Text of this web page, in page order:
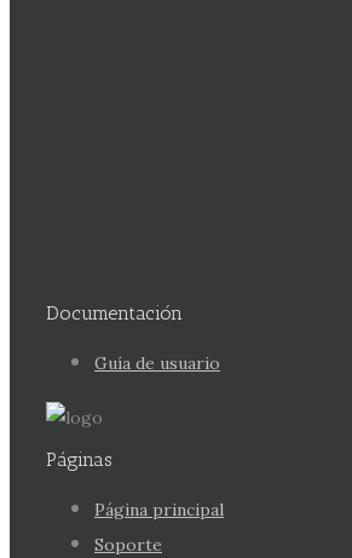
Documentación
Guía de usuario
Páginas
Página principal
Soporte